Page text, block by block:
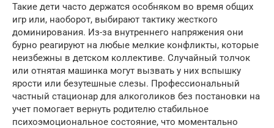
Такие дети часто держатся особняком во время общих
игр или, наоборот, выбирают тактику жесткого
доминирования. Из-за внутреннего напряжения они
бурно реагируют на любые мелкие конфликты, которые
неизбежны в детском коллективе. Случайный толчок
или отнятая машинка могут вызвать у них вспышку
ярости или безутешные слезы. Профессиональный
частный стационар для алкоголиков без постановки на
учет помогает вернуть родителю стабильное
психоэмоциональное состояние, что моментально